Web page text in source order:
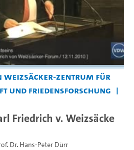
Weizsäcker-Zentrum für
und Friedensforschung
Friedrich v. Weizsäcke
Dr. Hans-Peter Dürr